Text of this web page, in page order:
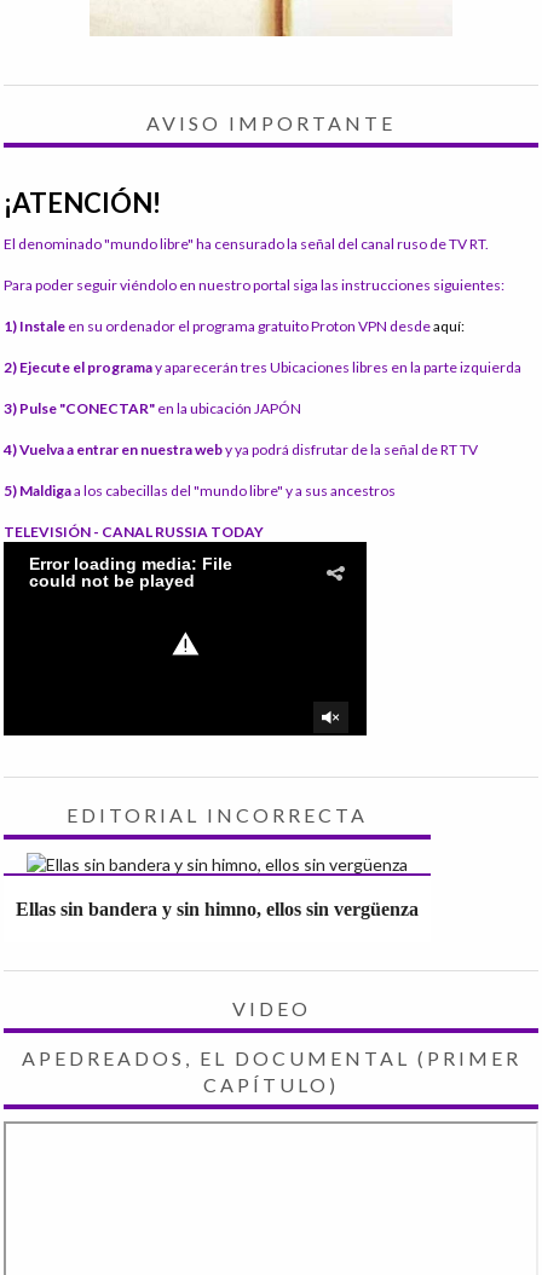
AVISO IMPORTANTE
¡ATENCIÓN!
El denominado "mundo libre" ha censurado la señal del canal ruso de TV RT.
Para poder seguir viéndolo en nuestro portal siga las instrucciones siguientes:
1) Instale en su ordenador el programa gratuito Proton VPN desdeaquí:
2) Ejecute el programay aparecerán tres Ubicaciones libres en la parte izquierda
3) Pulse "CONECTAR" en la ubicación JAPÓN
4) Vuelva a entrar en nuestra weby ya podrá disfrutar de la señal de RT TV
5) Maldigaa los cabecillas del "mundo libre" y a sus ancestros
TELEVISIÓN - CANAL RUSSIA TODAY
EDITORIAL INCORRECTA
Ellas sin bandera y sin himno, ellos sin vergüenza
VIDEO
APEDREADOS, EL DOCUMENTAL (PRIMER
CAPÍTULO)